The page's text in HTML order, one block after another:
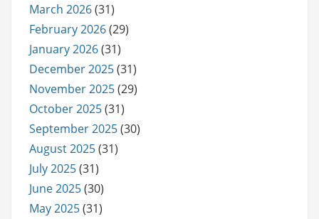
March 2026(31)
February 2026(29)
January 2026(31)
December 2025(31)
November 2025(29)
October 2025(31)
September 2025(30)
August 2025(31)
July 2025(31)
June 2025(30)
May 2025(31)